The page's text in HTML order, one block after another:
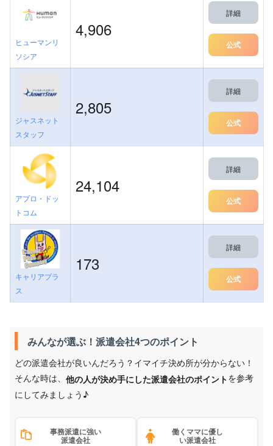
ヒューマンリ
ソシア
4,906
詳細
公式
ジャスネット
スタッフ
2,805
詳細
公式
アプロ・ドッ
トコム
24,104
詳細
公式
キャリアプラ
ス
173
詳細
公式
みんなが選ぶ！派遣会社4つのポイント
どの派遣会社が良いんだろう？イマイチ決め所が分からない！
そんな時は、 他の人が決め手にした派遣会社のポイントを参考
にしてみましょう♪
事務派遣に強い
派遣会社
働くママに優し
い派遣会社